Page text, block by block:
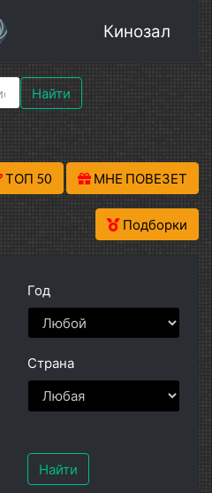
Кинозал
Найти
ТОП 50 МНЕ ПОВЕЗЕТ
Подборки
Год
Страна
Найти